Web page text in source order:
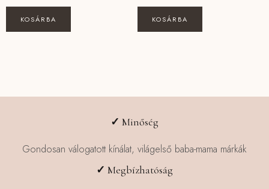
KOSÁRBA KOSÁRBA
✓ Minőség
Gondosan válogatott kínálat, világelső baba-mama márkák
✓ Megbízhatóság